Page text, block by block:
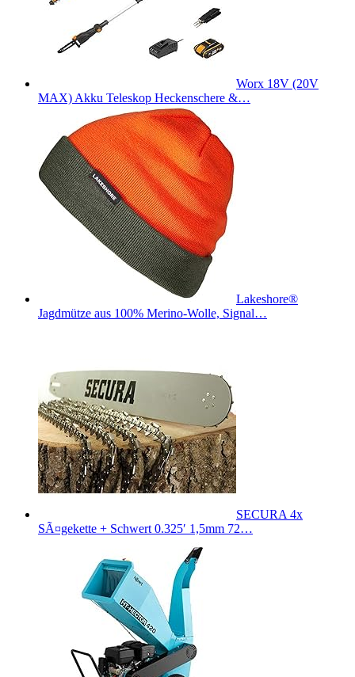
Worx 18V (20V
MAX) Akku Teleskop Heckenschere &…
Lakeshore®
Jagdmütze aus 100% Merino-Wolle, Signal…
SECURA 4x
SÃ¤gekette + Schwert 0.325′ 1,5mm 72…